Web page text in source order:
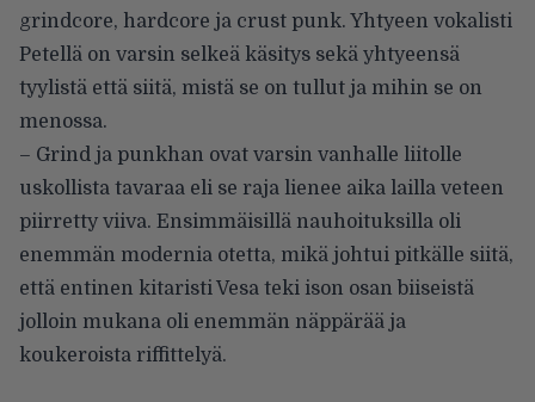
grindcore, hardcore ja crust punk. Yhtyeen vokalisti
Petellä on varsin selkeä käsitys sekä yhtyeensä
tyylistä että siitä, mistä se on tullut ja mihin se on
menossa.
– Grind ja punkhan ovat varsin vanhalle liitolle
uskollista tavaraa eli se raja lienee aika lailla veteen
piirretty viiva. Ensimmäisillä nauhoituksilla oli
enemmän modernia otetta, mikä johtui pitkälle siitä,
että entinen kitaristi Vesa teki ison osan biiseistä
jolloin mukana oli enemmän näppärää ja
koukeroista riffittelyä.